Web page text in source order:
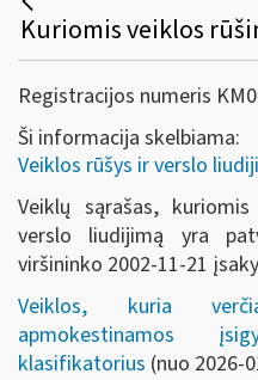
Registracijos numeris
Ši informacija skelbiama:
Veiklos rūšys ir verslo
Veiklų sąrašas,
verslo liudijimą yra
viršininko 2002-11-21
Veiklos, kuria
apmokestinamos
klasifikatorius (nuo 2026-